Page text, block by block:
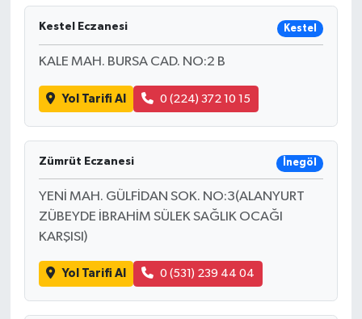
Kestel Eczanesi Kestel
KALE MAH. BURSA CAD. NO:2 B
Yol Tarifi Al 0 (224) 372 10 15
Zümrüt Eczanesi İnegöl
YENİ MAH. GÜLFİDAN SOK. NO:3(ALANYURT
ZÜBEYDE İBRAHİM SÜLEK SAĞLIK OCAĞI
KARŞISI)
Yol Tarifi Al 0 (531) 239 44 04